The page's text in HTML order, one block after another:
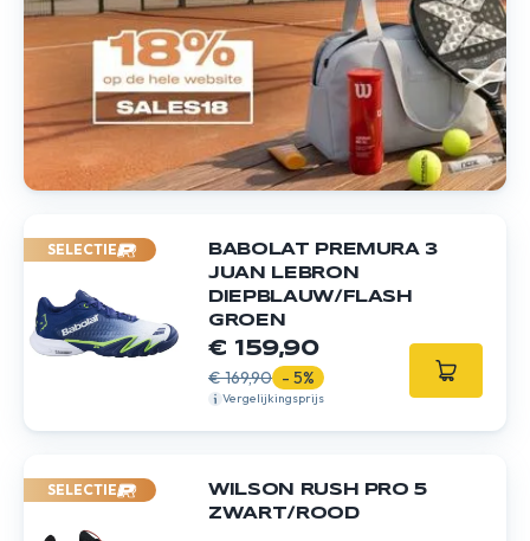
SELECTIE
BABOLAT PREMURA 3
JUAN LEBRON
DIEPBLAUW/FLASH
GROEN
€ 159,90
€ 169,90 - 5%
Vergelijkingsprijs
SELECTIE
WILSON RUSH PRO 5
ZWART/ROOD